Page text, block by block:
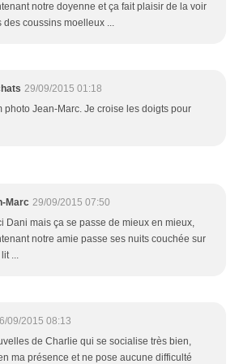
notre doyenne et ça fait plaisir de la voir
des coussins moelleux ...
29/09/2015 01:18
photo Jean-Marc. Je croise les doigts pour
Marc 29/09/2015 07:50
Dani mais ça se passe de mieux en mieux,
notre amie passe ses nuits couchée sur
...
09/2015 08:13
de Charlie qui se socialise très bien,
ma présence et ne pose aucune difficulté